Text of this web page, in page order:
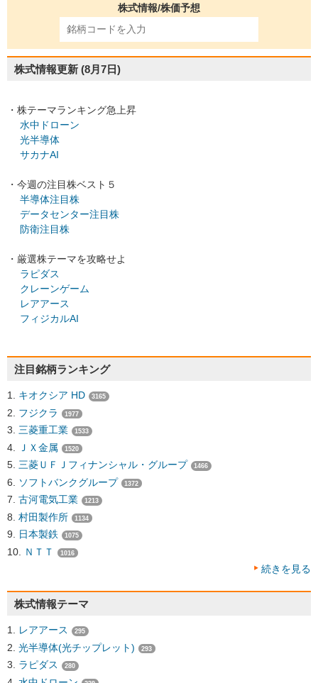
株式情報/株価予想
株式情報更新 (8月7日)
・株テーマランキング急上昇
水中ドローン
光半導体
サカナAI
・今週の注目株ベスト５
半導体注目株
データセンター注目株
防衛注目株
・厳選株テーマを攻略せよ
ラピダス
クレーンゲーム
レアアース
フィジカルAI
注目銘柄ランキング
キオクシア HD 3165
フジクラ 1977
三菱重工業 1533
ＪＸ金属 1520
三菱ＵＦＪフィナンシャル・グループ 1466
ソフトバンクグループ 1372
古河電気工業 1213
村田製作所 1134
日本製鉄 1075
ＮＴＴ 1016
続きを見る
株式情報テーマ
レアアース 295
光半導体(光チップレット) 293
ラピダス 280